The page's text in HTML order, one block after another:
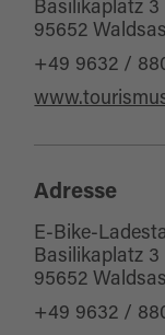
Basilikaplatz 3
95652
+49 9632 /
Adresse
E-Bike-
Basilikaplatz 3
95652
+49 9632 /